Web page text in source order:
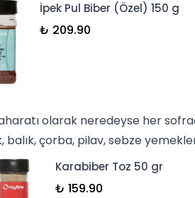
İpek Pul Biber (Özel) 150 g
₺ 209.90
olarak neredeyse her
balık, çorba, pilav, sebze
Karabiber Toz 50 gr
₺ 159.90